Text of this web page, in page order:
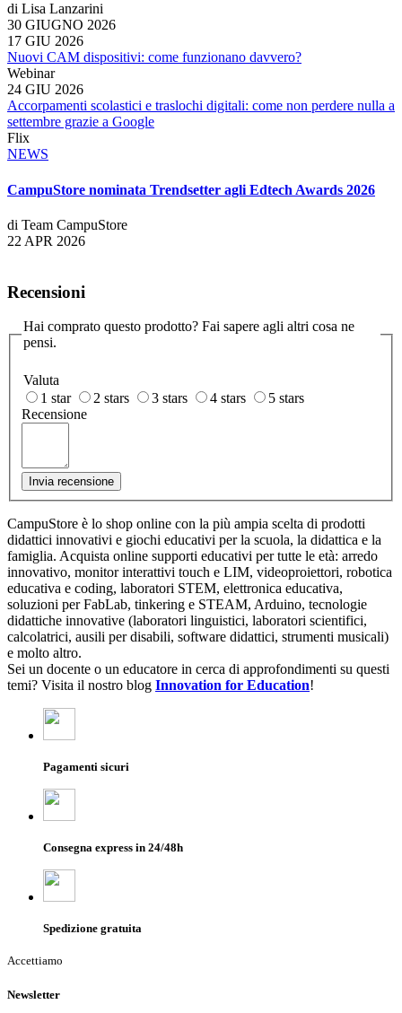
di Lisa Lanzarini
30 GIUGNO 2026
17 GIU 2026
Nuovi CAM dispositivi: come funzionano davvero?
Webinar
24 GIU 2026
Accorpamenti scolastici e traslochi digitali: come non perdere nulla a
settembre grazie a Google
Flix
NEWS
CampuStore nominata Trendsetter agli Edtech Awards 2026
di Team CampuStore
22 APR 2026
Recensioni
Hai comprato questo prodotto? Fai sapere agli altri cosa ne
pensi.
Valuta
1 star
2 stars 3 stars 4 stars
5 stars
Recensione
Invia recensione
CampuStore è lo shop online con la più ampia scelta di prodotti
didattici innovativi e giochi educativi per la scuola, la didattica e la
famiglia. Acquista online supporti educativi per tutte le età: arredo
innovativo, monitor interattivi touch e LIM, videoproiettori, robotica
educativa e coding, laboratori STEM, elettronica educativa,
soluzioni per FabLab, tinkering e STEAM, Arduino, tecnologie
didattiche innovative (laboratori linguistici, laboratori scientifici,
calcolatrici, ausili per disabili, software didattici, strumenti musicali)
e molto altro.
Sei un docente o un educatore in cerca di approfondimenti su questi
temi? Visita il nostro blog Innovation for Education!
Pagamenti sicuri
Consegna express in 24/48h
Spedizione gratuita
Accettiamo
Newsletter